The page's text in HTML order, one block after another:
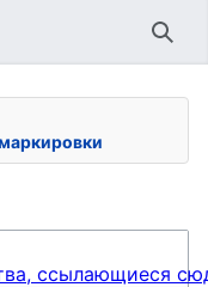
ссылающиеся